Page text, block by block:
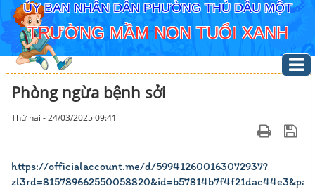
ỦY BAN NHÂN DÂN PHƯỜNG THỦ DẦU MỘT
TRƯỜNG MẦM NON TUỔI XANH
Phòng ngừa bệnh sởi
Thứ hai - 24/03/2025 09:41
https://officialaccount.me/d/599412600163072937?